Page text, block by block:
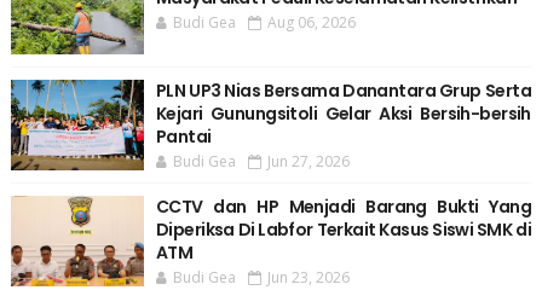
Budi Gea Aug 06, 2026
PLN UP3 Nias Bersama Danantara Grup Serta
Kejari Gunungsitoli Gelar Aksi Bersih-bersih
Pantai
Budi Gea Jun 27, 2026
CCTV dan HP Menjadi Barang Bukti Yang
Diperiksa Di Labfor Terkait Kasus Siswi SMK di
ATM
Budi Gea Jun 23, 2026